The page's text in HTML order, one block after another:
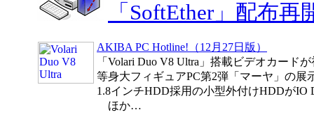
「SoftEther」配布再
AKIBA PC Hotline!（12月27日版）
「Volari Duo V8 Ultra」搭載ビデオカード
等身大フィギュアPC第2弾「マーヤ」の展
1.8インチHDD採用の小型外付けHDDがIO
ほか…